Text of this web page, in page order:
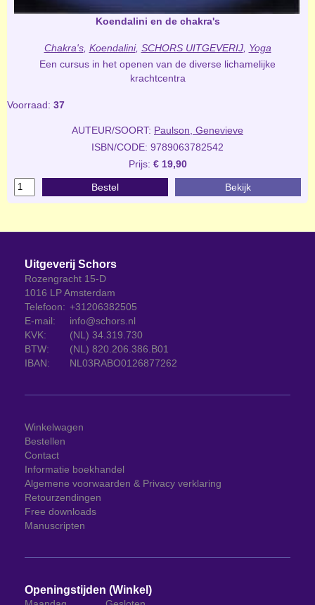
Koendalini en de chakra's
Chakra's, Koendalini, SCHORS UITGEVERIJ, Yoga
Een cursus in het openen van de diverse lichamelijke
krachtcentra
Voorraad: 37
AUTEUR/SOORT: Paulson, Genevieve
ISBN/CODE: 9789063782542
Prijs: € 19,90
Bestel Bekijk
Uitgeverij Schors
Rozengracht 15-D
1016 LP Amsterdam
Telefoon: +31206382505
E-mail:
info@schors.nl
KVK:
(NL) 34.319.730
BTW:
(NL) 820.206.386.B01
IBAN:
NL03RABO0126877262
Winkelwagen
Bestellen
Contact
Informatie boekhandel
Algemene voorwaarden & Privacy verklaring
Retourzendingen
Free downloads
Manuscripten
Openingstijden (Winkel)